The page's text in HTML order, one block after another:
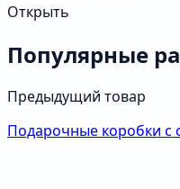
Открыть
Популярные
Предыдущий товар
Подарочные коробки с